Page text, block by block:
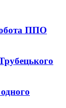
ППО